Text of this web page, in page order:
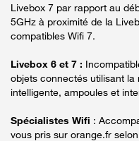
Livebox 7 par rapport au
5GHz à proximité de la
compatibles Wifi 7.
Livebox 6 et 7 :
objets connectés utilisant la
intelligente, ampoules et
Spécialistes Wifi :
vous pris sur orange.fr